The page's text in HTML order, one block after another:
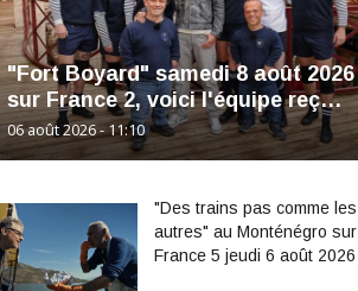
"Fort Boyard" samedi 8 août 2026
sur France 2, voici l'équipe reç…
06 août 2026 - 11:10
"Des trains pas comme les
autres" au Monténégro sur
France 5 jeudi 6 août 2026